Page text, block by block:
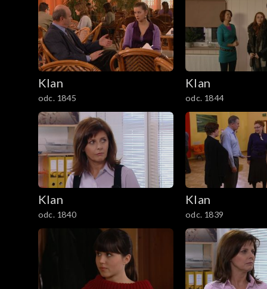
301–400
201–300
101–200
1–100
Klan
odc. 1845
Klan
odc. 1844
Klan
odc. 1840
Klan
odc. 1839